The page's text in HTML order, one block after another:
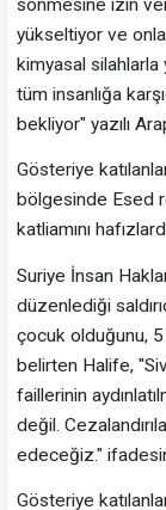
sönmesine izin
yükseltiyor ve
kimyasal silahlarla
tüm insanlığa
bekliyor" yazılı
Gösteriye
bölgesinde Esed
katliamını
Suriye İnsan
düzenlediği
çocuk olduğunu,
belirten Halife,
faillerinin
değil.
edeceğiz."
Gösteriye